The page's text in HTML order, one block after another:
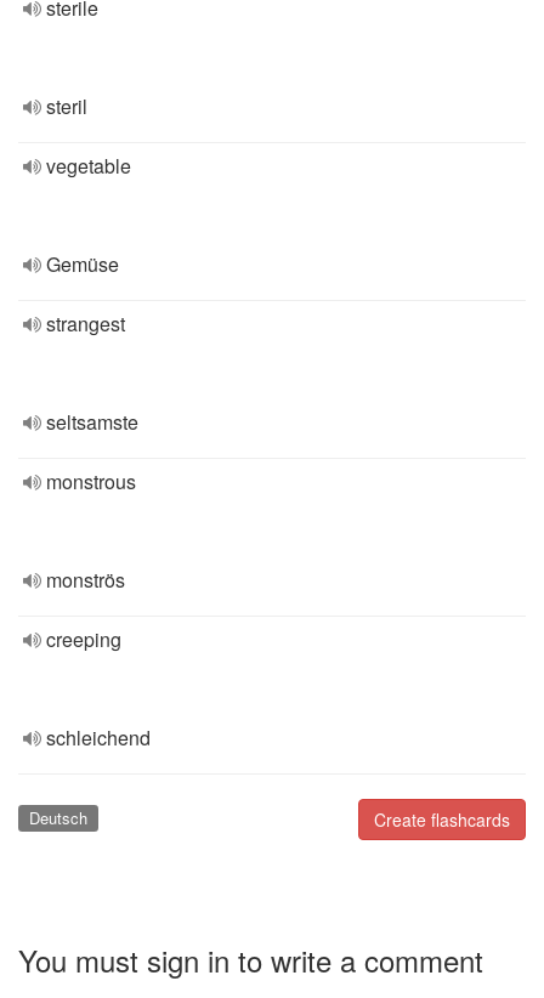
sterile
steril
vegetable
Gemüse
strangest
seltsamste
monstrous
monströs
creeping
schleichend
Create flashcards
Deutsch
You must sign in to write a comment